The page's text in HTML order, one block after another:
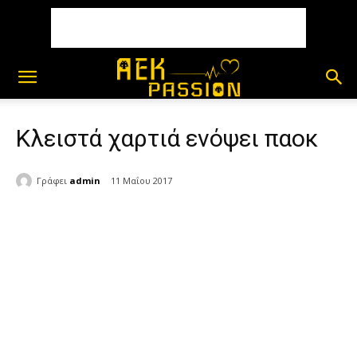
Kλειστά χαρτιά ενόψει παοκ
Γράφει admin 11 Μαΐου 2017